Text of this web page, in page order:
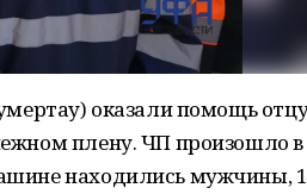
оказали помощь
плену. ЧП произошло в
находились мужчины,